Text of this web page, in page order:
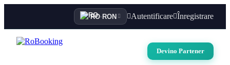
RO·RON Autentificare Înregistrare
Devino Partener